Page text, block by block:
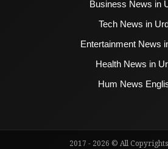
Business News in
Tech News in
Entertainment News
Health News in
Hum News
2017 - 2026 © All